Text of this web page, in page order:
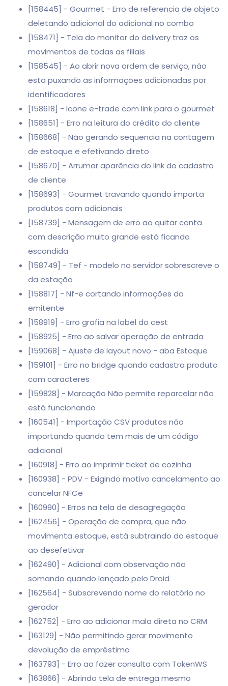
[158445] - Gourmet - Erro de referencia de objeto
deletando adicional do adicional no combo
[158471] - Tela do monitor do delivery traz os
movimentos de todas as filiais
[158545] - Ao abrir nova ordem de serviço, não
esta puxando as informações adicionadas por
identificadores
[158618] - Icone e-trade com link para o gourmet
[158651] - Erro na leitura do crédito do cliente
[158668] - Não gerando sequencia na contagem
de estoque e efetivando direto
[158670] - Arrumar aparência do link do cadastro
de cliente
[158693] - Gourmet travando quando importa
produtos com adicionais
[158739] - Mensagem de erro ao quitar conta
com descrição muito grande está ficando
escondida
[158749] - Tef - modelo no servidor sobrescreve o
da estação
[158817] - Nf-e cortando informações do
emitente
[158919] - Erro grafia na label do cest
[158925] - Erro ao salvar operação de entrada
[159068] - Ajuste de layout novo - aba Estoque
[159101] - Erro no bridge quando cadastra produto
com caracteres
[159828] - Marcação Não permite reparcelar não
está funcionando
[160541] - Importação CSV produtos não
importando quando tem mais de um código
adicional
[160918] - Erro ao imprimir ticket de cozinha
[160938] - PDV - Exigindo motivo cancelamento ao
cancelar NFCe
[160990] - Erros na tela de desagregação
[162456] - Operação de compra, que não
movimenta estoque, está subtraindo do estoque
ao desefetivar
[162490] - Adicional com observação não
somando quando lançado pelo Droid
[162564] - Subscrevendo nome do relatório no
gerador
[162752] - Erro ao adicionar mala direta no CRM
[163129] - Não permitindo gerar movimento
devolução de empréstimo
[163793] - Erro ao fazer consulta com TokenWS
[163866] - Abrindo tela de entrega mesmo